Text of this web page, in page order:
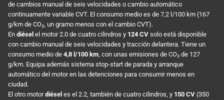
de cambios manual de seis velocidades o cambio automático
continuamente variable CVT. El consumo medio es de 7,2 l/100 km (167
g/km de CO₂, un gramo menos con el cambio CVT).
En diésel el motor 2.0 de cuatro cilindros y 124 CV solo está disponible
con cambio manual de seis velocidades y tracción delantera. Tiene un
consumo medio de 4,8 l/100 km, con unas emisiones de CO₂ de 127
g/km. Equipa además sistema stop-start de parada y arranque
automático del motor en las detenciones para consumir menos en
ciudad.
El otro motordiésel es el 2.2, también de cuatro cilindros, y 150 CV (350